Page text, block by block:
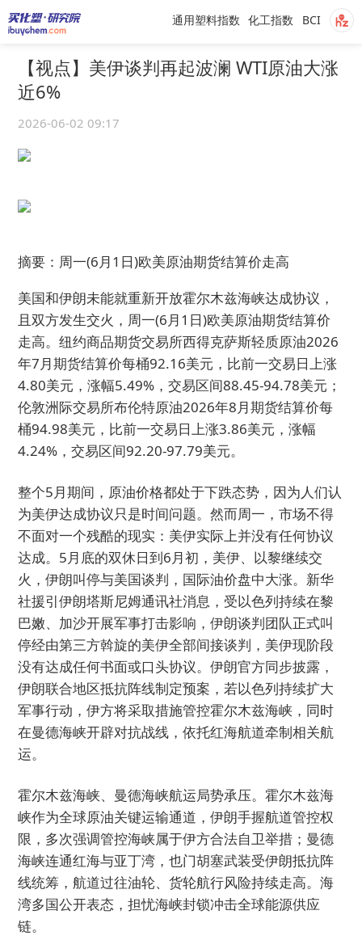
BCI
化工指数
通用塑料指数
【视点】美伊谈判再起波澜 WTI原油大涨
近6%
2026-06-02 09:17
摘要：周一(6月1日)欧美原油期货结算价走高
美国和伊朗未能就重新开放霍尔木兹海峡达成协议，
且双方发生交火，周一(6月1日)欧美原油期货结算价
走高。纽约商品期货交易所西得克萨斯轻质原油2026
年7月期货结算价每桶92.16美元，比前一交易日上涨
4.80美元，涨幅5.49%，交易区间88.45-94.78美元；
伦敦洲际交易所布伦特原油2026年8月期货结算价每
桶94.98美元，比前一交易日上涨3.86美元，涨幅
4.24%，交易区间92.20-97.79美元。
整个5月期间，原油价格都处于下跌态势，因为人们认
为美伊达成协议只是时间问题。然而周一，市场不得
不面对一个残酷的现实：美伊实际上并没有任何协议
达成。5月底的双休日到6月初，美伊、以黎继续交
火，伊朗叫停与美国谈判，国际油价盘中大涨。新华
社援引伊朗塔斯尼姆通讯社消息，受以色列持续在黎
巴嫩、加沙开展军事打击影响，伊朗谈判团队正式叫
停经由第三方斡旋的美伊全部间接谈判，美伊现阶段
没有达成任何书面或口头协议。伊朗官方同步披露，
伊朗联合地区抵抗阵线制定预案，若以色列持续扩大
军事行动，伊方将采取措施管控霍尔木兹海峡，同时
在曼德海峡开辟对抗战线，依托红海航道牵制相关航
运。
霍尔木兹海峡、曼德海峡航运局势承压。霍尔木兹海
峡作为全球原油关键运输通道，伊朗手握航道管控权
限，多次强调管控海峡属于伊方合法自卫举措；曼德
海峡连通红海与亚丁湾，也门胡塞武装受伊朗抵抗阵
线统筹，航道过往油轮、货轮航行风险持续走高。海
湾多国公开表态，担忧海峡封锁冲击全球能源供应
链。